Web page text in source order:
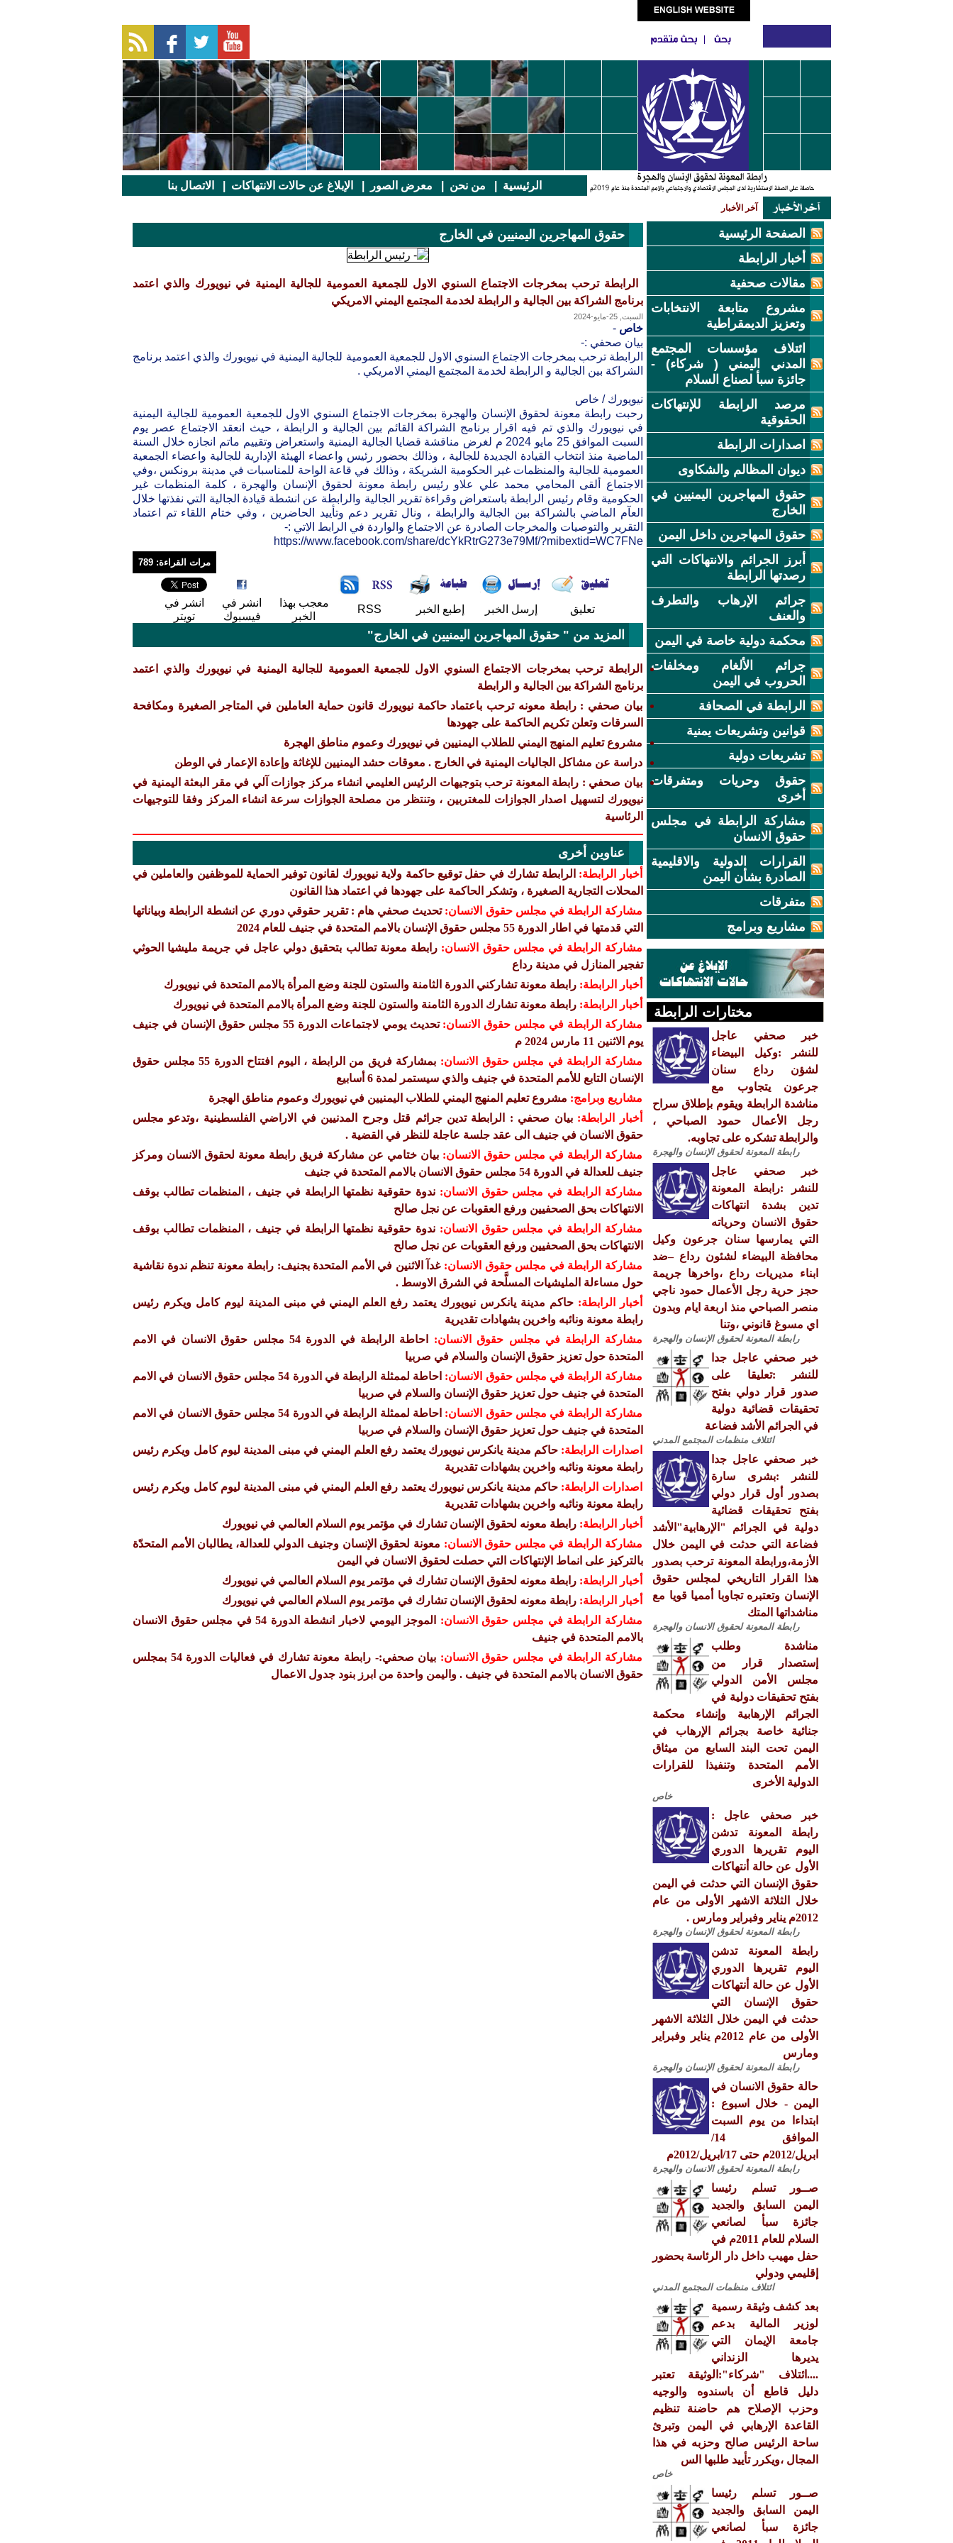
الرئيسية من نحن معرض الصور الإبلاغ عن حالات الانتهاكات الاتصال بنا
آخر الأخبار
الصفحة الرئيسية
أخبار الرابطة
مقالات صحفية
مشروع متابعة الانتخابات
وتعزيز الديمقراطية
ائتلاف مؤسسات المجتمع
المدني اليمني ( شركاء) -
جائزة سبأ لصناع السلام
مرصد الرابطة للإنتهاكات
الحقوقية
اصدارات الرابطة
ديوان المظالم والشكاوى
حقوق المهاجرين اليمنيين في
الخارج
حقوق المهاجرين داخل اليمن
أبرز الجرائم والانتهاكات التي
رصدتها الرابطة
جرائم الإرهاب والتطرف
والعنف
محكمة دولية خاصة في اليمن
جرائم الألغام ومخلفات
الحروب في اليمن
الرابطة في الصحافة
قوانين وتشريعات يمنية
تشريعات دولية
حقوق وحريات ومتفرقات
أخرى
مشاركة الرابطة في مجلس
حقوق الانسان
القرارات الدولية والاقليمية
الصادرة بشأن اليمن
متفرقات
مشاريع وبرامج
مختارات الرابطة
خبر صحفي عاجل
للنشر :وكيل البيضاء
لشؤن رداع سنان
جرعون يتجاوب مع
مناشدة الرابطة ويقوم بإطلاق سراح
رجل الأعمال حمود الصباحي ،
والرابطة تشكره على تجاوبه.
رابطة المعونة لحقوق الإنسان والهجرة
خبر صحفي عاجل
للنشر :رابطة المعونة
تدين بشدة انتهاكات
حقوق الانسان وحرياته
التي يمارسها سنان جرعون وكيل
محافظة البيضاء لشئون رداع –ضد
ابناء مديريات رداع ،واخرها جريمة
حجز حرية رجل الأعمال حمود ناجي
منصر الصباحي منذ اربعة ايام وبدون
اي مسوغ قانوني ،وتنا
رابطة المعونة لحقوق الإنسان والهجرة
خبر صحفي عاجل جدا
للنشر :تعليقا على
صدور قرار دولي بفتح
تحقيقات قضائية دولية
في الجرائم الأشد فضاعة
ائتلاف منظمات المجتمع المدني
خبر صحفي عاجل جدا
للنشر :بشرى سارة
بصدور أول قرار دولي
بفتح تحقيقات قضائية
دولية في الجرائم "الإرهابية"الأشد
فضاعة التي حدثت في اليمن خلال
الأزمة،ورابطة المعونة ترحب بصدور
هذا القرار التاريخي لمجلس حقوق
الإنسان وتعتبره تجاوبا أمميا قويا مع
مناشداتها المتك
رابطة المعونة لحقوق الانسان والهجرة
مناشدة وطلب
إستصدار قرار من
مجلس الأمن الدولي
بفتح تحقيقات دولية في
الجرائم الإرهابية وإنشاء محكمة
جنائية خاصة بجرائم الإرهاب في
اليمن تحت البند السابع من ميثاق
الأمم المتحدة وتنفيذا للقرارات
الدولية الأخرى
خاص
خبر صحفي عاجل :
رابطة المعونة تدشن
اليوم تقريرها الدوري
الأول عن حالة أنتهاكات
حقوق الإنسان التي حدثت في اليمن
خلال الثلاثة الاشهر الأولى من عام
2012م يناير وفبراير ومارس .
رابطة المعونة لحقوق الإنسان والهجرة
رابطة المعونة تدشن
اليوم تقريرها الدوري
الأول عن حالة أنتهاكات
حقوق الإنسان التي
حدثت في اليمن خلال الثلاثة الاشهر
الأولى من عام 2012م يناير وفبراير
ومارس
رابطة المعونة لحقوق الإنسان والهجرة
حالة حقوق الانسان في
اليمن - خلال اسبوع :
ابتداءا من يوم السبت
الموافق 14/
ابريل/2012م حتى 17/ابريل/2012م
رابطة المعونة لحقوق الانسان والهجرة
صــور تسلم رئيسا
اليمن السابق والجديد
جائزة سبأ لصانعي
السلام للعام 2011م في
حفل مهيب داخل دار الرئاسة بحضور
إقليمي ودولي
ائتلاف منظمات المجتمع المدني
بعد كشف وثيقة رسمية
لوزير المالية بدعم
جامعة الإيمان التي
يديرها الزنداني
....ائتلاف "شركاء":الوثيقة تعتبر
دليل قاطع أن باسندوه والوجيه
وحزب الإصلاح هم حاضنة تنظيم
القاعدة الإرهابي في اليمن وتبرئ
ساحة الرئيس صالح وحزبه في هذا
المجال ،ويكرر تأييد طلبها الس
خاص
صــور تسلم رئيسا
اليمن السابق والجديد
جائزة سبأ لصانعي
حقوق المهاجرين اليمنيين في الخارج
الرابطة ترحب بمخرجات الاجتماع السنوي الاول للجمعية العمومية للجالية اليمنية في نيويورك والذي اعتمد
برنامج الشراكة بين الجالية و الرابطة لخدمة المجتمع اليمني الامريكي
السبت, 25-مايو-2024
خاص -
بيان صحفي :-
الرابطة ترحب بمخرجات الاجتماع السنوي الاول للجمعية العمومية للجالية اليمنية في نيويورك والذي اعتمد برنامج
الشراكة بين الجالية و الرابطة لخدمة المجتمع اليمني الامريكي .
نيويورك / خاص
رحبت رابطة معونة لحقوق الإنسان والهجرة بمخرجات الاجتماع السنوي الاول للجمعية العمومية للجالية اليمنية
في نيويورك والذي تم فيه اقرار برنامج الشراكة القائم بين الجالية و الرابطة ، حيث انعقد الاجتماع عصر يوم
السبت الموافق 25 مايو 2024 م لغرض مناقشة قضايا الجالية اليمنية واستعراض وتقييم ماتم انجازه خلال السنة
الماضية منذ انتخاب القيادة الجديدة للجالية ، وذالك بحضور رئيس واعضاء الهيئة الإدارية للجالية واعضاء الجمعية
العمومية للجالية والمنظمات غير الحكومية الشريكة ، وذالك في قاعة الواحة للمناسبات في مدينة برونكس ،وفي
الاجتماع ألقى المحامي محمد علي علاو رئيس رابطة معونة لحقوق الإنسان والهجرة ، كلمة المنظمات غير
الحكومية وقام رئيس الرابطة باستعراض وقراءة تقرير الجالية والرابطة عن انشطة قيادة الجالية التي نفذتها خلال
العآم الماضي بالشراكة بين الجالية والرابطة ، ونال تقرير دعم وتأييد الحاضرين ، وفي ختام اللقاء تم اعتماد
التقرير والتوصيات والمخرجات الصادرة عن الاجتماع والواردة في الرابط الاتي :-
https://www.facebook.com/share/dcYkRtrG273e79Mf/?mibextid=WC7FNe
مرات القراءة: 789
تعليق إرسل الخبر إطبع الخبر RSS
معجب بهذا
الخبر
انشر في
فيسبوك
انشر في
تويتر
المزيد من " حقوق المهاجرين اليمنيين في الخارج"
الرابطة ترحب بمخرجات الاجتماع السنوي الاول للجمعية العمومية للجالية اليمنية في نيويورك والذي اعتمد
برنامج الشراكة بين الجالية و الرابطة
بيان صحفي : رابطة معونه ترحب باعتماد حاكمة نيويورك قانون حماية العاملين في المتاجر الصغيرة ومكافحة
السرقات وتعلن تكريم الحاكمة على جهودها
مشروع تعليم المنهج اليمني للطلاب اليمنيين في نيويورك وعموم مناطق الهجرة
دراسة عن مشاكل الجاليات اليمنية في الخارج . معوقات حشد اليمنيين للإغاثة وإعادة الإعمار في الوطن
بيان صحفي : رابطة المعونة ترحب بتوجيهات الرئيس العليمي انشاء مركز جوازات آلي في مقر البعثة اليمنية في
نيويورك لتسهيل اصدار الجوازات للمغتربين ، وتنتظر من مصلحة الجوازات سرعة انشاء المركز وفقا للتوجيهات
الرئاسية
عناوين أخرى
أخبار الرابطة: الرابطة تشارك في حفل توقيع حاكمة ولاية نيويورك لقانون توفير الحماية للموظفين والعاملين في
المحلات التجارية الصغيرة ، وتشكر الحاكمة على جهودها في اعتماد هذا القانون
مشاركة الرابطة في مجلس حقوق الانسان:تحديث صحفي هام : تقرير حقوقي دوري عن انشطة الرابطة وبياناتها
التي قدمتها في اطار الدورة 55 مجلس حقوق الإنسان بالامم المتحدة في جنيف للعام 2024
مشاركة الرابطة في مجلس حقوق الانسان: رابطة معونة تطالب بتحقيق دولي عاجل في جريمة مليشيا الحوثي
تفجير المنازل في مدينة رداع
أخبار الرابطة:رابطة معونة تشاركني الدورة الثامنة والستون للجنة وضع المرأة بالامم المتحدة في نيويورك
أخبار الرابطة:رابطة معونة تشارك الدورة الثامنة والستون للجنة وضع المرأة بالامم المتحدة في نيويورك
مشاركة الرابطة في مجلس حقوق الانسان:
تحديث يومي لاجتماعات الدورة 55 مجلس حقوق الإنسان في جنيف
يوم الاثنين 11 مارس 2024 م
مشاركة الرابطة في مجلس حقوق الانسان:
بمشاركة فريق من الرابطة ، اليوم افتتاح الدورة 55 مجلس حقوق
الإنسان التابع للأمم المتحدة في جنيف والذي سيستمر لمدة 6 أسابيع
مشاريع وبرامج: مشروع تعليم المنهج اليمني للطلاب اليمنيين في نيويورك وعموم مناطق الهجرة
أخبار الرابطة:بيان صحفي : الرابطة تدين جرائم قتل وجرح المدنيين في الاراضي الفلسطينية ،وتدعو مجلس
حقوق الانسان في جنيف الى عقد جلسة عاجلة للنظر في القضية .
مشاركة الرابطة في مجلس حقوق الانسان:بيان ختامي عن مشاركة فريق رابطة معونة لحقوق الانسان ومركز
جنيف للعدالة في الدورة 54 مجلس حقوق الانسان بالامم المتحدة في جنيف
مشاركة الرابطة في مجلس حقوق الانسان: ندوة حقوقية نظمتها الرابطة في جنيف ، المنظمات تطالب بوقف
الانتهاكات بحق الصحفيين ورفع العقوبات عن نجل صالح
مشاركة الرابطة في مجلس حقوق الانسان: ندوة حقوقية نظمتها الرابطة في جنيف ، المنظمات تطالب بوقف
الانتهاكات بحق الصحفيين ورفع العقوبات عن نجل صالح
مشاركة الرابطة في مجلس حقوق الانسان:غدآ الاثنين في الأمم المتحدة بجنيف: رابطة معونة تنظم ندوة نقاشية
حول مساءلة المليشيات المسلَّحة في الشرق الاوسط .
أخبار الرابطة:حاكم مدينة يانكرس نيويورك يعتمد رفع العلم اليمني في مبنى المدينة ليوم كامل ويكرم رئيس
رابطة معونة ونائبه واخرين بشهادات تقديرية
مشاركة الرابطة في مجلس حقوق الانسان:
احاطة الرابطة في الدورة 54 مجلس حقوق الانسان في الامم
المتحدة حول تعزيز حقوق الإنسان والسلام في صربيا
مشاركة الرابطة في مجلس حقوق الانسان:
احاطة لممثلة الرابطة في الدورة 54 مجلس حقوق الانسان في الامم
المتحدة في جنيف حول تعزيز حقوق الإنسان والسلام في صربيا
مشاركة الرابطة في مجلس حقوق الانسان:
احاطة لممثلة الرابطة في الدورة 54 مجلس حقوق الانسان في الامم
المتحدة في جنيف حول تعزيز حقوق الإنسان والسلام في صربيا
اصدارات الرابطة:حاكم مدينة يانكرس نيويورك يعتمد رفع العلم اليمني في مبنى المدينة ليوم كامل ويكرم رئيس
رابطة معونة ونائبه واخرين بشهادات تقديرية
اصدارات الرابطة:حاكم مدينة يانكرس نيويورك يعتمد رفع العلم اليمني في مبنى المدينة ليوم كامل ويكرم رئيس
رابطة معونة ونائبه واخرين بشهادات تقديرية
أخبار الرابطة:رابطة معونه لحقوق الإنسان تشارك في مؤتمر يوم السلام العالمي في نيويورك
مشاركة الرابطة في مجلس حقوق الانسان: معونة لحقوق الإنسان وجنيف الدولي للعدالة، يطالبان الأمم المتحدّة
بالتركيز على انماط الإنتهاكات التي حصلت لحقوق الانسان في اليمن
أخبار الرابطة:رابطة معونه لحقوق الإنسان تشارك في مؤتمر يوم السلام العالمي في نيويورك
أخبار الرابطة:رابطة معونه لحقوق الإنسان تشارك في مؤتمر يوم السلام العالمي في نيويورك
مشاركة الرابطة في مجلس حقوق الانسان:
الموجز اليومي لاخبار انشطة الدورة 54 في مجلس حقوق الانسان
بالامم المتحدة في جنيف
مشاركة الرابطة في مجلس حقوق الانسان:
بيان صحفي:- رابطة معونة تشارك في فعاليات الدورة 54 بمجلس
حقوق الانسان بالامم المتحدة في جنيف . واليمن واحدة من ابرز بنود جدول الاعمال